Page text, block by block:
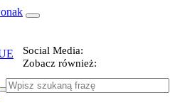
Social Media:
Zobacz również: